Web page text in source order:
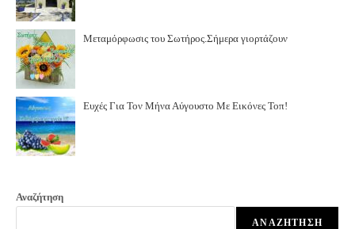
Μεταμόρφωσις του Σωτήρος.Σήμερα γιορτάζουν
Ευχές Για Τον Μήνα Αύγουστο Με Εικόνες Τοπ!
Αναζήτηση
ΑΝΑΖΉΤΗΣΗ